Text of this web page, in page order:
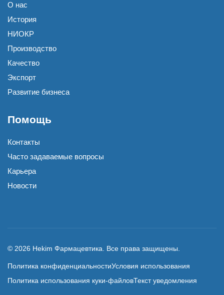
О нас
История
НИОКР
Производство
Качество
Экспорт
Развитие бизнеса
Помощь
Контакты
Часто задаваемые вопросы
Карьера
Новости
© 2026 Hekim Фармацевтика. Все права защищены.
Политика конфиденциальностиУсловия использования
Политика использования куки-файловТекст уведомления